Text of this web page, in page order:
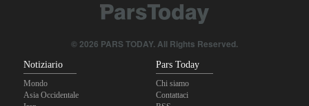
© 2026 PARS TODAY. All Rights Reserved.
Notiziario
Mondo
Asia Occidentale
Pars Today
Chi siamo
Contattaci